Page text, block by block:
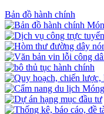
Bản đồ hành chính